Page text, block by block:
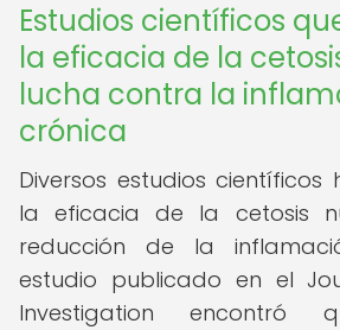
Estudios científicos
la eficacia de la
lucha contra la
crónica
Diversos estudios
la eficacia de la cetosis
reducción de la
estudio publicado en el
Investigation